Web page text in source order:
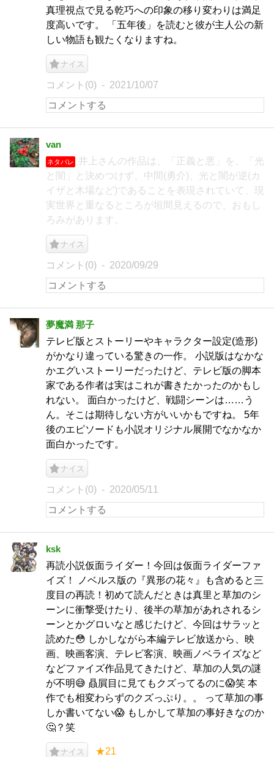
真理視点で見る乾巧への印象の移り変わりは満足
度高いです。 「五年後」を読むと彼が主人公の新
しい物語も観たくなりますね。
ナイス
コメント(0) 2021/10/07
van
ネタバレ
井上さんの作品は、「正義と悪」を、「光
と闇」と決めつけず、中間(勇介)、光と闇が逆(カ
イザと木場など)であることを表現されていて、現
実世界と重なるところが垣間見えるので、おもし
ろみがあります。
ナイス
コメント(0) 2020/09/29
夢魔満 那子
テレビ版とストーリーやキャラクター設定(造形)
がかなり違っている驚きの一作。 小説版はなかな
かエグいストーリーだったけど、テレビ版の脚本
家である作者は実はこれが書きたかったのかもし
れない。 面白かったけど、戦闘シーンは……う
ん。そこは期待しない方がいいかもですね。 5年
後のエピソードも小説オリジナル展開でなかなか
面白かったです。
ナイス
コメント(0) 2020/05/11
ksk
再読小説仮面ライダー！今回は仮面ライダーファ
イズ！ ノベルス版の『異形の花々』も含めると三
度目の再読！初めて読んだときは真里と草加のシ
ーンに衝撃受けたり、後半の草加があれされるシ
ーンとかグロいなと感じたけど、今回はサラッと
読めた😳 しかしながら本編テレビ放送から、映
画、映画客演、テレビ客演、映画ノベライズなど
などファイズ作品見てきたけど、草加の人気の謎
が不明😅 贔屓目に見てもクズってるのに😱笑 本
作でも相変わらずのクズっぷり。。 って草加の事
しか書いてない😱 もしかして草加の事好きなのか
🤔？笑
ナイス ★21